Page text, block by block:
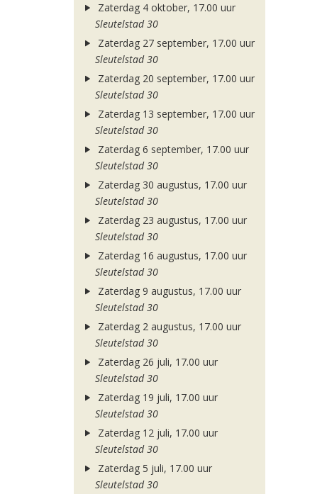
Zaterdag 4 oktober, 17.00 uur
Sleutelstad 30
Zaterdag 27 september, 17.00 uur
Sleutelstad 30
Zaterdag 20 september, 17.00 uur
Sleutelstad 30
Zaterdag 13 september, 17.00 uur
Sleutelstad 30
Zaterdag 6 september, 17.00 uur
Sleutelstad 30
Zaterdag 30 augustus, 17.00 uur
Sleutelstad 30
Zaterdag 23 augustus, 17.00 uur
Sleutelstad 30
Zaterdag 16 augustus, 17.00 uur
Sleutelstad 30
Zaterdag 9 augustus, 17.00 uur
Sleutelstad 30
Zaterdag 2 augustus, 17.00 uur
Sleutelstad 30
Zaterdag 26 juli, 17.00 uur
Sleutelstad 30
Zaterdag 19 juli, 17.00 uur
Sleutelstad 30
Zaterdag 12 juli, 17.00 uur
Sleutelstad 30
Zaterdag 5 juli, 17.00 uur
Sleutelstad 30